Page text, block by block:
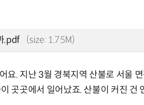
.pdf (size: 1.75M)
요. 지난 3월 경북지역 산불로 서울
곳곳에서 일어났죠. 산불이 커진 건